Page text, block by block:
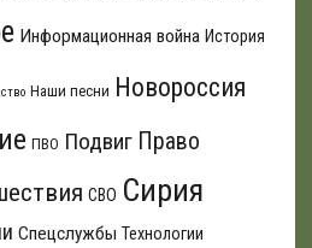
Информационная война История
Наши песни Новороссия
ПВО Подвиг Право
СВО Сирия
Спецслужбы Технологии